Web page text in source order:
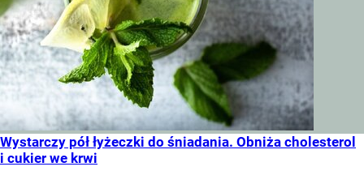
Wystarczy pół łyżeczki do śniadania. Obniża cholesterol
i cukier we krwi